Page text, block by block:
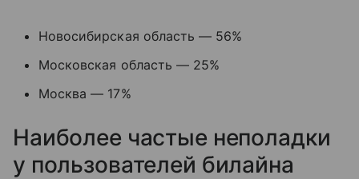
Новосибирская область — 56%
Московская область — 25%
Москва — 17%
Наиболее частые неполадки
у пользователей билайна